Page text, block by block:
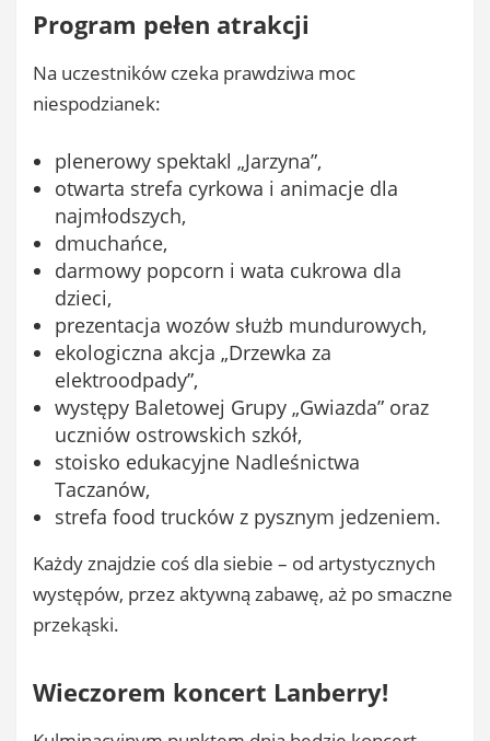
Program pełen atrakcji
Na uczestników czeka prawdziwa moc
niespodzianek:
plenerowy spektakl „Jarzyna”,
otwarta strefa cyrkowa i animacje dla
najmłodszych,
dmuchańce,
darmowy popcorn i wata cukrowa dla
dzieci,
prezentacja wozów służb mundurowych,
ekologiczna akcja „Drzewka za
elektroodpady”,
występy Baletowej Grupy „Gwiazda” oraz
uczniów ostrowskich szkół,
stoisko edukacyjne Nadleśnictwa
Taczanów,
strefa food trucków z pysznym jedzeniem.
Każdy znajdzie coś dla siebie – od artystycznych
występów, przez aktywną zabawę, aż po smaczne
przekąski.
Wieczorem koncert Lanberry!